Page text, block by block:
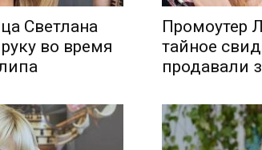
Светлана
во время
Промоутер
тайное
продавали